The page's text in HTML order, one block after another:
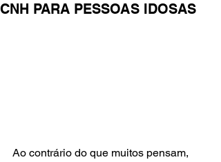
CNH PARA PESSOAS IDOSAS
Ao contrário do que muitos pensam,